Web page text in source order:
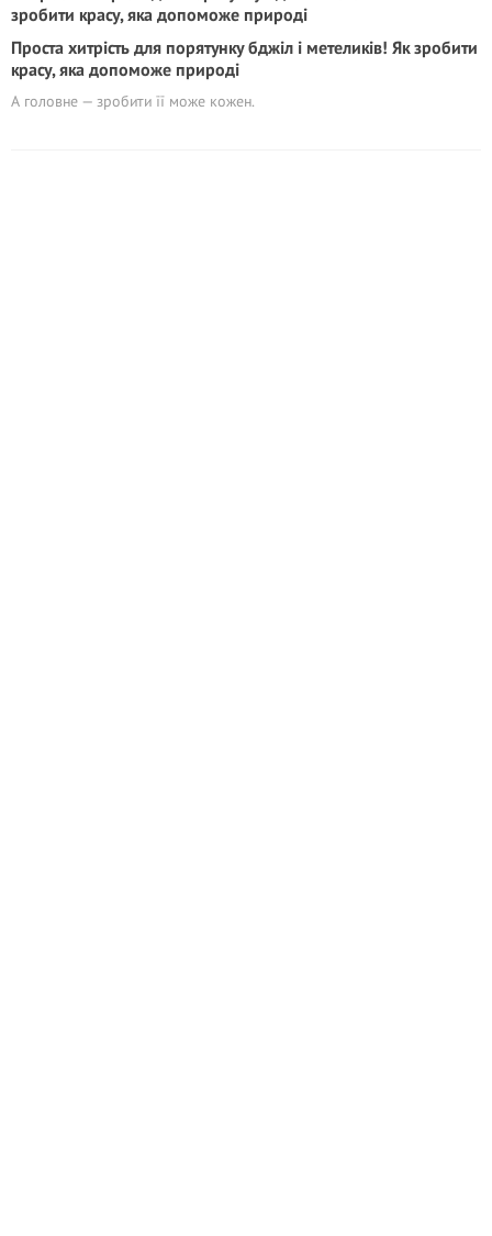
Проста хитрість для порятунку бджіл і метеликів! Як зробити
красу, яка допоможе природі
А головне — зробити її може кожен.